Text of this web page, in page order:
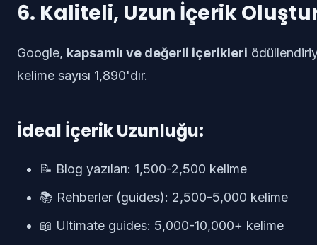
6. Kaliteli, Uzun İçerik
Google, kapsamlı ve değerli içerikleri
kelime sayısı 1,890'dır.
İdeal İçerik Uzunluğu:
📝 Blog yazıları: 1,500-2,500 kelime
📚 Rehberler (guides): 2,500-5,000 kelime
📖 Ultimate guides: 5,000-10,000+ kelime